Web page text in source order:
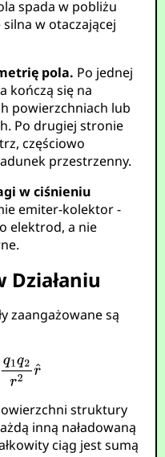
spada w pobliżu
w otaczającej
pola. Po jednej
kończą się na
powierzchniach lub
Po drugiej stronie
częściowo
przestrzenny.
w ciśnieniu
emiter-kolektor -
elektrod, a nie
Działaniu
zaangażowane są
struktury
inną naładowaną
ciąg jest sumą